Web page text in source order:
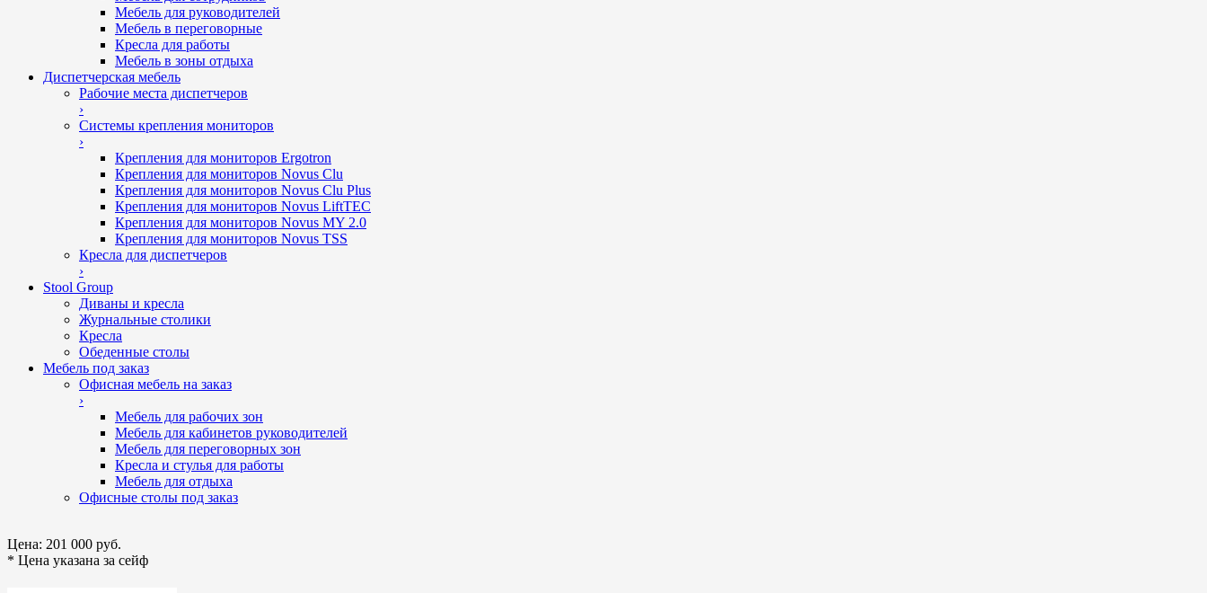
Мебель для руководителей
Мебель в переговорные
Кресла для работы
Мебель в зоны отдыха
Диспетчерская мебель
Рабочие места диспетчеров
›
Системы крепления мониторов
›
Крепления для мониторов Ergotron
Крепления для мониторов Novus Clu
Крепления для мониторов Novus Clu Plus
Крепления для мониторов Novus LiftTEC
Крепления для мониторов Novus MY 2.0
Крепления для мониторов Novus TSS
Кресла для диспетчеров
›
Stool Group
Диваны и кресла
Журнальные столики
Кресла
Обеденные столы
Мебель под заказ
Офисная мебель на заказ
›
Мебель для рабочих зон
Мебель для кабинетов руководителей
Мебель для переговорных зон
Кресла и стулья для работы
Мебель для отдыха
Офисные столы под заказ
Цена: 201 000 руб.
* Цена указана за сейф